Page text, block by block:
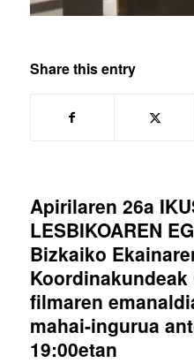
Share this entry
Apirilaren 26a
LESBIKOAREN
Bizkaiko
Koordinakundeak
filmaren
mahai-ingurua
19:00etan